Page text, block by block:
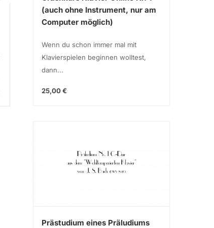
Guten Abend, Gut Nacht
(Wiegenlied Op. 49 Nr. 4)
Sebastian
89
(auch ohne Instrument, nur am
Computer möglich)
Wenn du schon immer mal mit
Klavierspielen beginnen wolltest,
dann...
25,00 €
Prästudium eines Präludiums